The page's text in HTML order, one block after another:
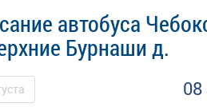
автобуса
Бурнаши д.
08